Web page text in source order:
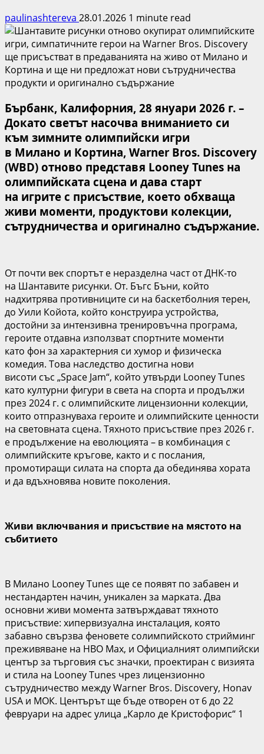
paulinashtereva 28.01.2026 1 minute read
Бърбанк, Калифорния, 28 януари 2026 г. –
Докато светът насочва вниманието си
към зимните олимпийски игри
в Милано и Кортина, Warner Bros. Discovery
(WBD) отново представя Looney Tunes на
олимпийската сцена и дава старт
на игрите с присъствие, което обхваща
живи моменти, продуктови колекции,
сътрудничества и оригинално съдържание.
От почти век спортът е неразделна част от ДНК-то
на Шантавите рисунки. От. Бъгс Бъни, който
надхитрява противниците си на баскетболния терен,
до Уили Койота, който конструира устройства,
достойни за интензивна тренировъчна програма,
героите отдавна използват спортните моменти
като фон за характерния си хумор и физическа
комедия. Това наследство достигна нови
висоти със „Space Jam“, който утвърди Looney Tunes
като културни фигури в света на спорта и продължи
през 2024 г. с олимпийските лицензионни колекции,
които отпразнуваха героите и олимпийските ценности
на световната сцена. Тяхното присъствие през 2026 г.
е продължение на еволюцията – в комбинация с
олимпийските кръгове, както и с послания,
промотиращи силата на спорта да обединява хората
и да вдъхновява новите поколения.
Живи включвания и присъствие на мястото на
събитието
В Милано Looney Tunes ще се появят по забавен и
нестандартен начин, уникален за марката. Два
основни живи момента затвърждават тяхното
присъствие: хипервизуална инсталация, която
забавно свързва феновете солимпийското стрийминг
преживяване на HBO Max, и Официалният олимпийски
център за търговия със значки, проектиран с визията
и стила на Looney Tunes чрез лицензионно
сътрудничество между Warner Bros. Discovery, Honav
USA и МОК. Центърът ще бъде отворен от 6 до 22
февруари на адрес улица „Карло де Кристофорис“ 1